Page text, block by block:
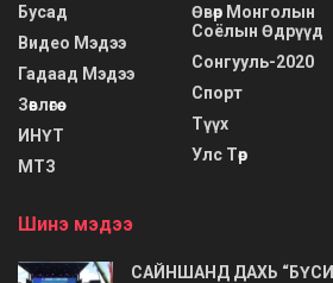
Бусад
Видео Мэдээ
Гадаад Мэдээ
Зөвлөгөө
ИНҮТ
МТЗ
Өвөр Монголын
Соёлын Өдрүүд
Сонгууль-2020
Спорт
Түүх
Улс Төр
Шинэ мэдээ
САЙНШАНД ДАХЬ